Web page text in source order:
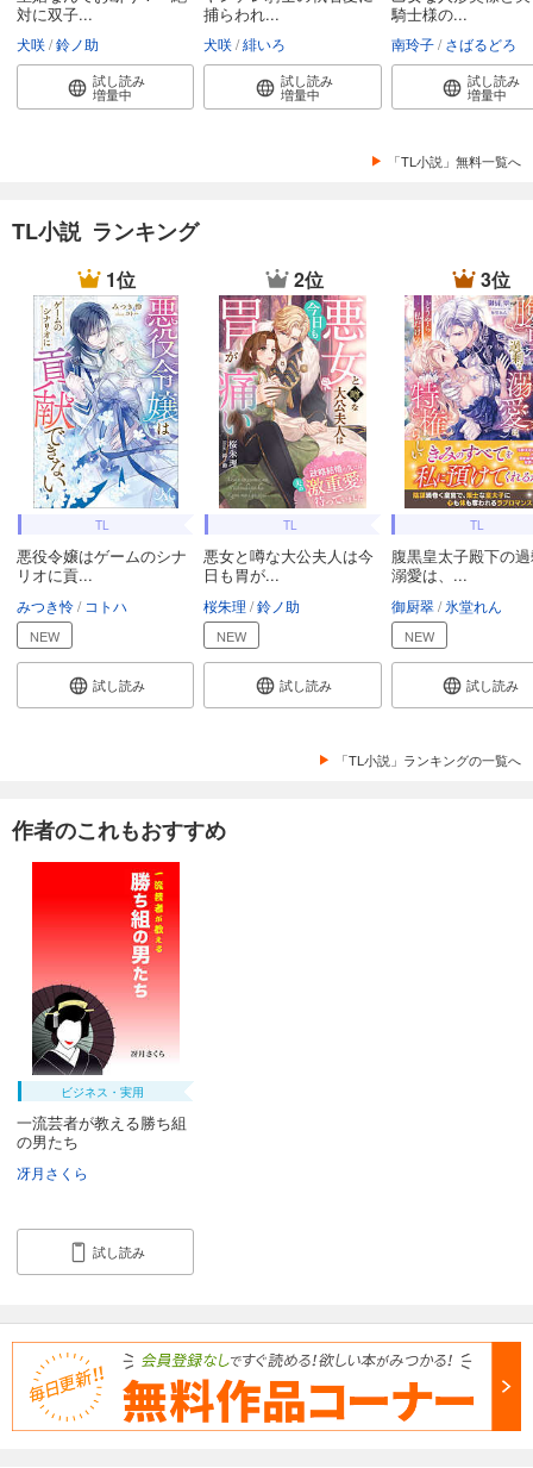
対に双子...
犬咲 鈴ノ助
試し読み
増量中
捕らわれ...
犬咲 緋いろ
試し読み
増量中
騎士様の...
南玲子 さばるどろ
試し読み
増量中
「TL小説」無料一覧へ
TL小説 ランキング
1位
TL
悪役令嬢はゲームのシナ
リオに貢...
みつき怜 コトハ
NEW
試し読み
2位
TL
悪女と噂な大公夫人は今
日も胃が...
桜朱理 鈴ノ助
NEW
試し読み
3位
TL
腹黒皇太子殿下の
溺愛は、...
御厨翠 氷堂れん
NEW
試し読み
「TL小説」ランキングの一覧へ
作者のこれもおすすめ
ビジネス・実用
一流芸者が教える勝ち組
の男たち
冴月さくら
試し読み